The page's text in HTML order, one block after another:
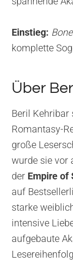
Einstieg:
komplette
Über
Beril Kehribar
Romantasy-
große
wurde sie vor
der Empire of
auf
starke
intensive
aufgebaute